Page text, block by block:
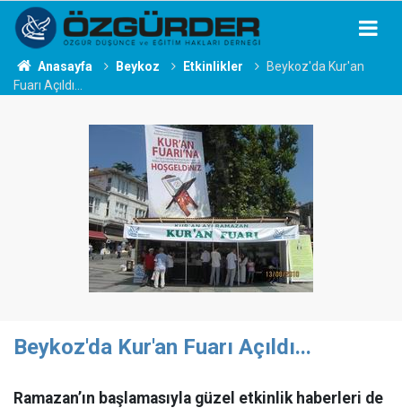
Anasayfa Beykoz Etkinlikler
Beykoz'da Kur'an
Fuarı Açıldı...
Beykoz'da Kur'an Fuarı Açıldı...
Ramazan’ın başlamasıyla güzel etkinlik haberleri de